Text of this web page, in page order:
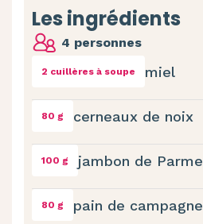
Les ingrédients
4 personnes
2 cuillères à soupe miel
80 g cerneaux de noix
100 g jambon de Parme
80 g pain de campagne